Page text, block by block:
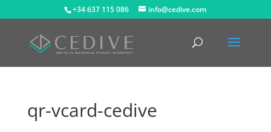
+34 637 115 086 info@cedive.com
qr-vcard-cedive